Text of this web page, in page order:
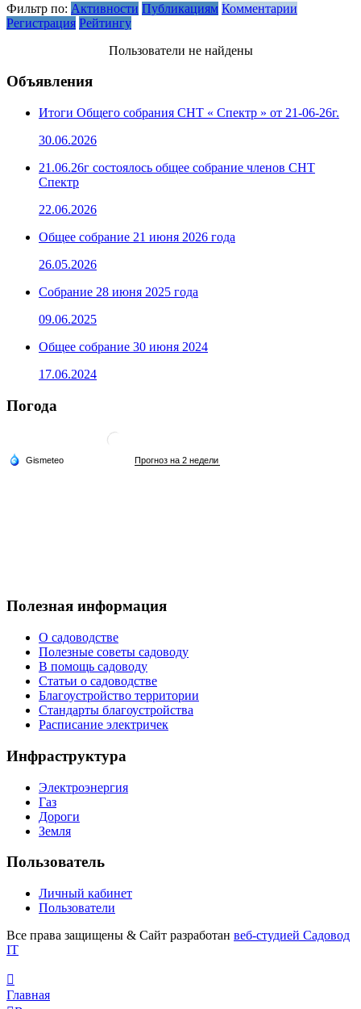
Фильтр по: Активности Публикациям Комментарии
Регистрация Рейтингу
Пользователи не найдены
Объявления
Итоги Общего собрания СНТ « Спектр » от 21-06-26г.
30.06.2026
21.06.26г состоялось общее собрание членов СНТ
Спектр
22.06.2026
Общее собрание 21 июня 2026 года
26.05.2026
Собрание 28 июня 2025 года
09.06.2025
Общее собрание 30 июня 2024
17.06.2024
Погода
Полезная информация
О садоводстве
Полезные советы садоводу
В помощь садоводу
Статьи о садоводстве
Благоустройство территории
Стандарты благоустройства
Расписание электричек
Инфраструктура
Электроэнергия
Газ
Дороги
Земля
Пользователь
Личный кабинет
Пользователи
Все права защищены & Сайт разработан веб-студией Садовод
IT
Главная